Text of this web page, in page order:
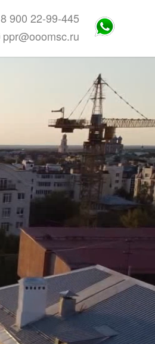
8 900 22-99-445
ppr@ooomsc.ru